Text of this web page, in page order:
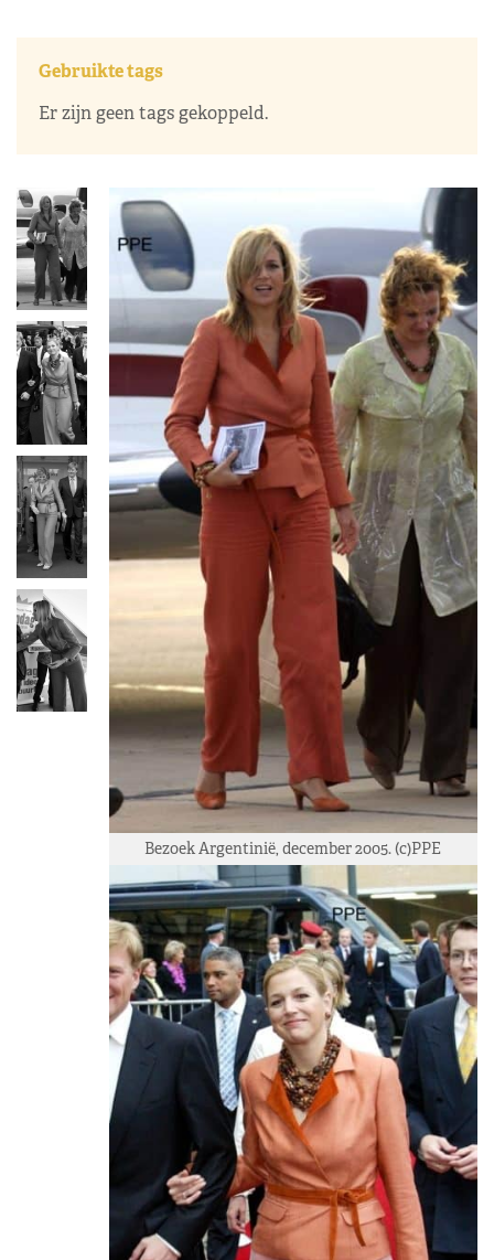
Bezoek Argentinië, december 2005. (c)PPE
Gebruikte tags
Er zijn geen tags gekoppeld.